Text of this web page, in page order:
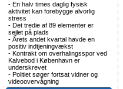
- En halv times daglig fysisk
aktivitet kan forebygge alvorlig
stress
- Det tredie af 89 elementer er
sejlet på plads
- Årets andet kvartal havde en
positiv indtjeningvækst
- Kontrakt om overhalingsspor ved
Kalvebod i København er
underskrevet
- Politiet søger fortsat vidner og
videoovervågning